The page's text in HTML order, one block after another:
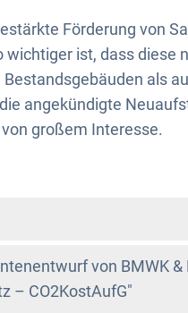
Förderung von
ist, dass diese
als
angekündigte
großem Interesse.
von BMWK &
– CO2KostAufG"